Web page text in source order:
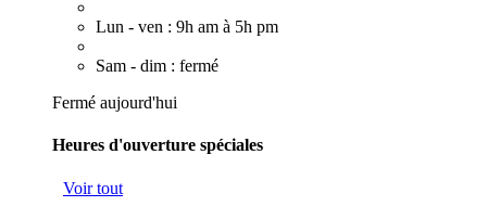
Lun - ven : 9h am à 5h pm
Sam - dim : fermé
Fermé aujourd'hui
Heures d'ouverture spéciales
Voir tout